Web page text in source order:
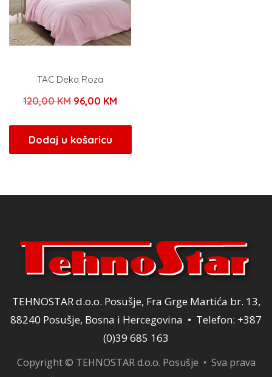
TAC Deka Roza
120,00KM Izvorna
bila
je:
96,00 KMTrenutna
96,00 KM.
Dodaj u košaricu
TEHNOSTAR d.o.o. Posušje, Fra Grge Martića br. 13,
88240 Posušje, Bosna i Hercegovina • Telefon: +387
(0)39 685 163
Copyright © TEHNOSTAR d.o.o. Posušje • Sva prava